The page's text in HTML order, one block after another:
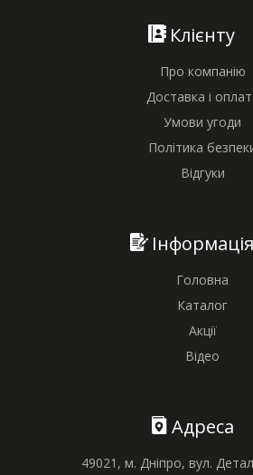
Клієнту
Про компанію
Доставка і
Умови угоди
Політика
Відгуки
Інформація
Головна
Каталог
Акції
Відео
Адреса
49021, м. Дніпро, вул.